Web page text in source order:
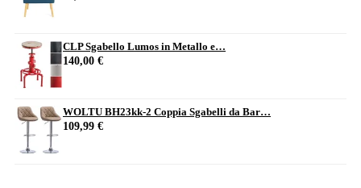
CLP Sgabello Lumos in Metallo e…
140,00 €
WOLTU BH23kk-2 Coppia Sgabelli da Bar…
109,99 €